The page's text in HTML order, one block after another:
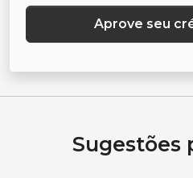
Aprove seu
Sugestões